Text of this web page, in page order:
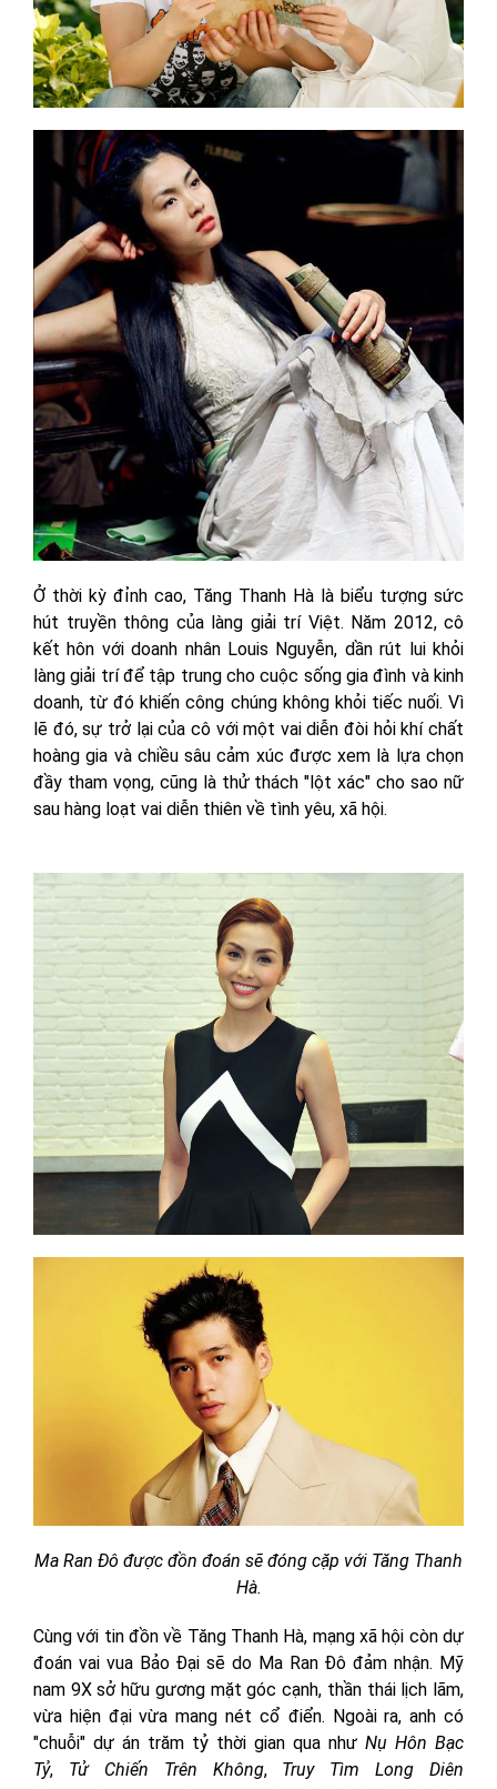
Ở thời kỳ đỉnh cao, Tăng Thanh Hà là biểu tượng sức
hút truyền thông của làng giải trí Việt. Năm 2012, cô
kết hôn với doanh nhân Louis Nguyễn, dần rút lui khỏi
làng giải trí để tập trung cho cuộc sống gia đình và kinh
doanh, từ đó khiến công chúng không khỏi tiếc nuối. Vì
lẽ đó, sự trở lại của cô với một vai diễn đòi hỏi khí chất
hoàng gia và chiều sâu cảm xúc được xem là lựa chọn
đầy tham vọng, cũng là thử thách "lột xác" cho sao nữ
sau hàng loạt vai diễn thiên về tình yêu, xã hội.
Ma Ran Đô được đồn đoán sẽ đóng cặp với Tăng Thanh
Hà.
Cùng với tin đồn về Tăng Thanh Hà, mạng xã hội còn dự
đoán vai vua Bảo Đại sẽ do Ma Ran Đô đảm nhận. Mỹ
nam 9X sở hữu gương mặt góc cạnh, thần thái lịch lãm,
vừa hiện đại vừa mang nét cổ điển. Ngoài ra, anh có
"chuỗi" dự án trăm tỷ thời gian qua như Nụ Hôn Bạc
Tỷ, Tử Chiến Trên Không, Truy Tìm Long Diên